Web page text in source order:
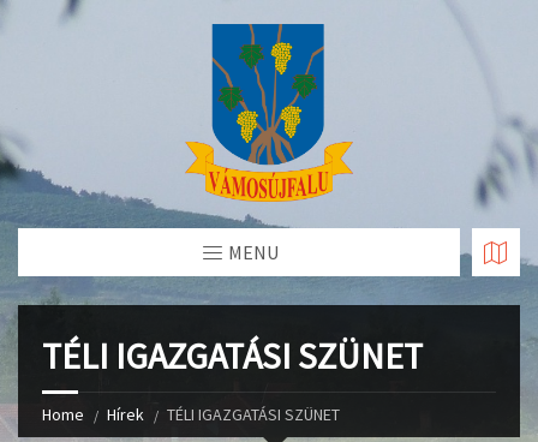
Skip
MENU
TÉLI IGAZGATÁSI SZÜNET
Home Hírek TÉLI IGAZGATÁSI SZÜNET